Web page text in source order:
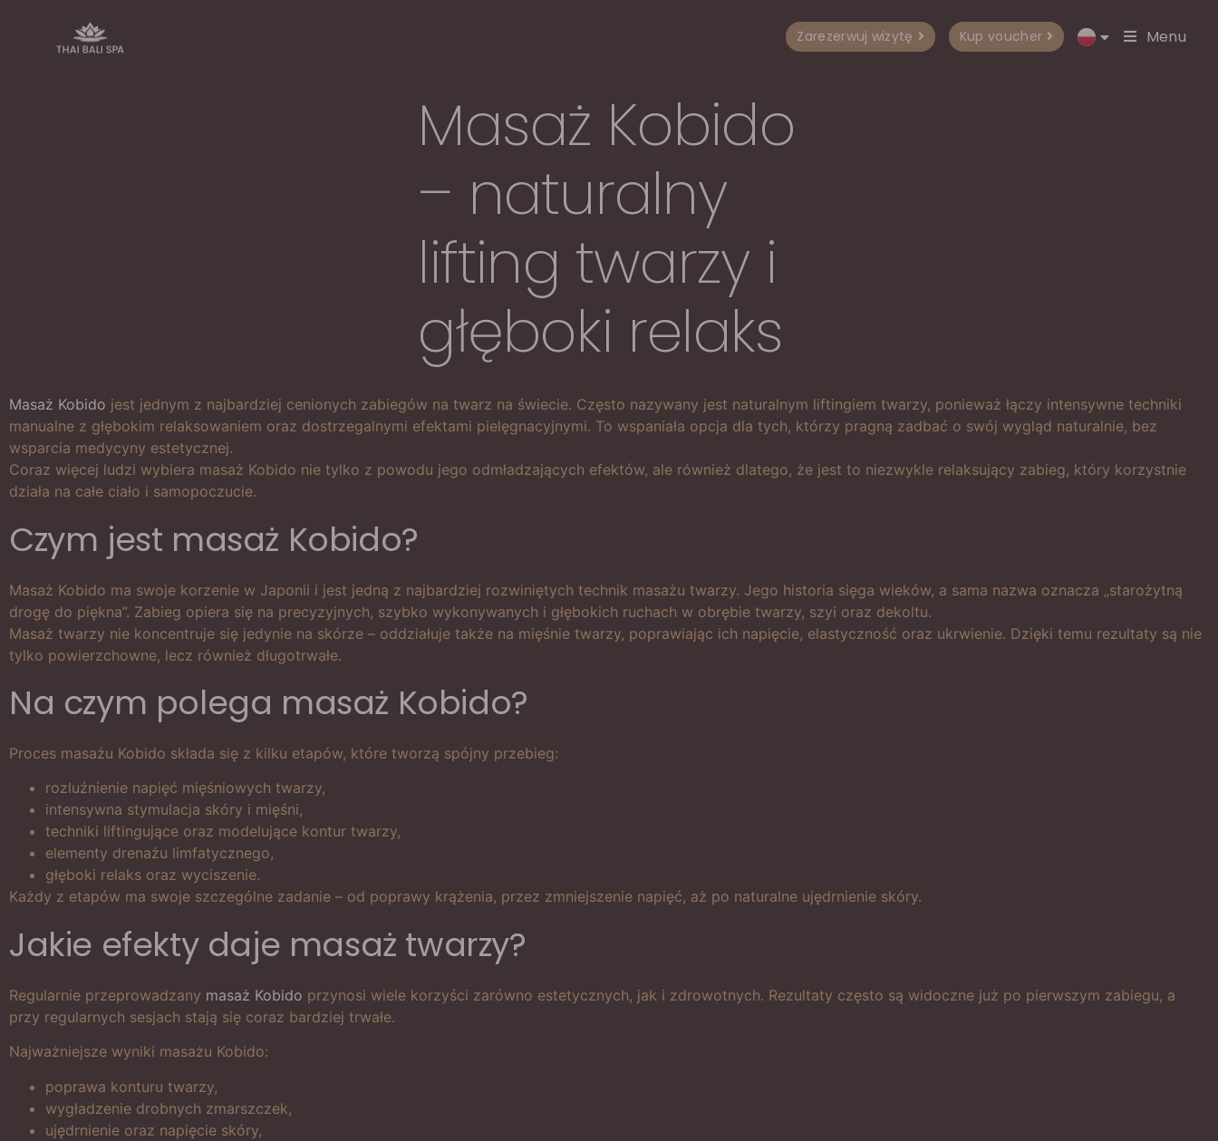
Zarezerwuj wizytę Kup voucher Menu
Masaż Kobido
– naturalny
lifting twarzy i
głęboki relaks
Masaż Kobido jest jednym z najbardziej cenionych zabiegów na twarz na świecie. Często nazywany jest naturalnym liftingiem twarzy, ponieważ łączy intensywne techniki
manualne z głębokim relaksowaniem oraz dostrzegalnymi efektami pielęgnacyjnymi. To wspaniała opcja dla tych, którzy pragną zadbać o swój wygląd naturalnie, bez
wsparcia medycyny estetycznej.
Coraz więcej ludzi wybiera masaż Kobido nie tylko z powodu jego odmładzających efektów, ale również dlatego, że jest to niezwykle relaksujący zabieg, który korzystnie
działa na całe ciało i samopoczucie.
Czym jest masaż Kobido?
Masaż Kobido ma swoje korzenie w Japonii i jest jedną z najbardziej rozwiniętych technik masażu twarzy. Jego historia sięga wieków, a sama nazwa oznacza „starożytną
drogę do piękna”. Zabieg opiera się na precyzyjnych, szybko wykonywanych i głębokich ruchach w obrębie twarzy, szyi oraz dekoltu.
Masaż twarzy nie koncentruje się jedynie na skórze – oddziałuje także na mięśnie twarzy, poprawiając ich napięcie, elastyczność oraz ukrwienie. Dzięki temu rezultaty są nie
tylko powierzchowne, lecz również długotrwałe.
Na czym polega masaż Kobido?
Proces masażu Kobido składa się z kilku etapów, które tworzą spójny przebieg:
rozluźnienie napięć mięśniowych twarzy,
intensywna stymulacja skóry i mięśni,
techniki liftingujące oraz modelujące kontur twarzy,
elementy drenażu limfatycznego,
głęboki relaks oraz wyciszenie.
Każdy z etapów ma swoje szczególne zadanie – od poprawy krążenia, przez zmniejszenie napięć, aż po naturalne ujędrnienie skóry.
Jakie efekty daje masaż twarzy?
Regularnie przeprowadzany masaż Kobido przynosi wiele korzyści zarówno estetycznych, jak i zdrowotnych. Rezultaty często są widoczne już po pierwszym zabiegu, a
przy regularnych sesjach stają się coraz bardziej trwałe.
Najważniejsze wyniki masażu Kobido:
poprawa konturu twarzy,
wygładzenie drobnych zmarszczek,
ujędrnienie oraz napięcie skóry,